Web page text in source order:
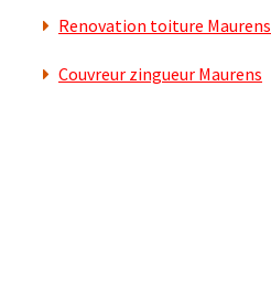
Renovation toiture Maurens
Couvreur zingueur Maurens